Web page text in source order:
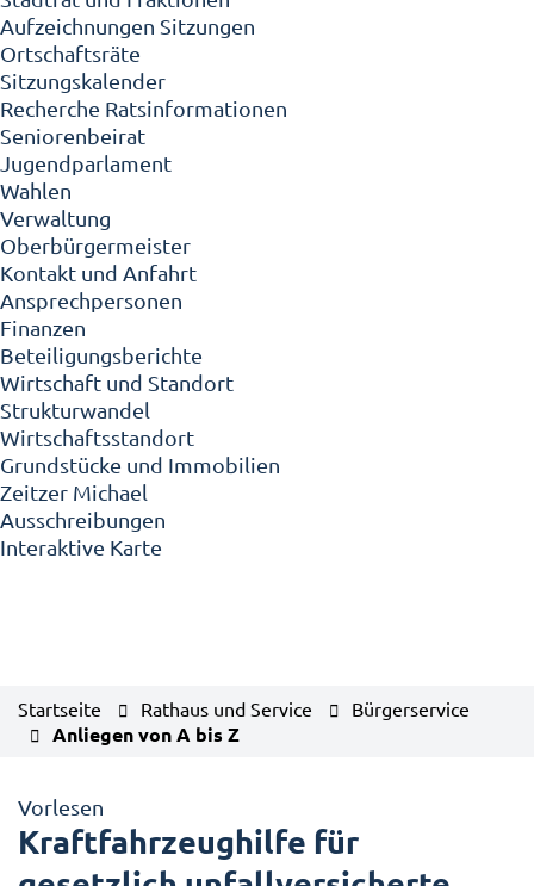
Aufzeichnungen Sitzungen
Ortschaftsräte
Sitzungskalender
Recherche Ratsinformationen
Seniorenbeirat
Jugendparlament
Wahlen
Verwaltung
Oberbürgermeister
Kontakt und Anfahrt
Ansprechpersonen
Finanzen
Beteiligungsberichte
Wirtschaft und Standort
Strukturwandel
Wirtschaftsstandort
Grundstücke und Immobilien
Zeitzer Michael
Ausschreibungen
Interaktive Karte
Startseite Rathaus und Service Bürgerservice
Anliegen von A bis Z
Vorlesen
Kraftfahrzeughilfe für